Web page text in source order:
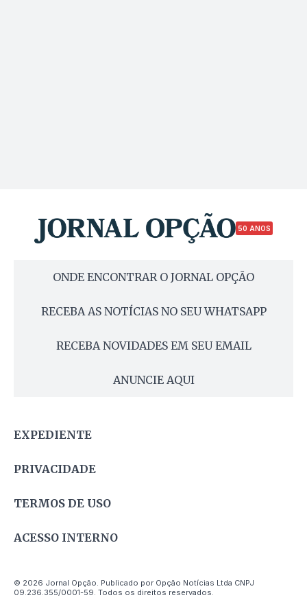
50 ANOS
ONDE ENCONTRAR O JORNAL OPÇÃO
RECEBA AS NOTÍCIAS NO SEU WHATSAPP
RECEBA NOVIDADES EM SEU EMAIL
ANUNCIE AQUI
EXPEDIENTE
PRIVACIDADE
TERMOS DE USO
ACESSO INTERNO
© 2026 Jornal Opção. Publicado por Opção Notícias Ltda CNPJ
09.236.355/0001-59. Todos os direitos reservados.